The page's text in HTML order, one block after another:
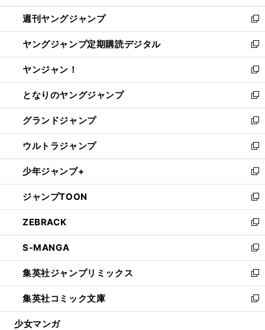
開
く
ウ
で
開
く
ン
ド
ウ
で
開
く
ウ
ィ
ン
ド
ウ
で
開
く
週刊ヤングジャンプ
新
し
い
ウ
ィ
ン
ド
ウ
で
開
く
ヤングジャンプ定期購読デジタル
新
し
い
ウ
ィ
ン
ド
ウ
で
開
く
ヤンジャン！
新
し
い
ウ
ィ
ン
ド
ウ
で
開
く
となりのヤングジャンプ
新
し
い
ウ
ィ
ン
ド
ウ
で
開
く
グランドジャンプ
新
し
い
ウ
ィ
ン
ド
ウ
で
開
く
ウルトラジャンプ
新
し
い
ウ
ィ
ン
ド
ウ
で
開
く
少年ジャンプ+
新
し
い
ウ
ィ
ン
ド
ウ
で
開
く
ジャンプTOON
新
し
い
ウ
ィ
ン
ド
ウ
で
開
ZEBRACK
新
し
い
ウ
ィ
ン
ド
ウ
S-MANGA
新
し
い
ウ
ィ
ン
集英社ジャンプリミックス
新
し
い
ウ
集英社コミック文庫
新
し
少女マンガ